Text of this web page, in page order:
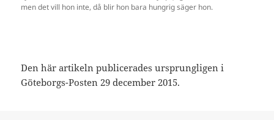
men det vill hon inte, då blir hon bara hungrig säger hon.
Den här artikeln publicerades ursprungligen i
Göteborgs-Posten 29 december 2015.